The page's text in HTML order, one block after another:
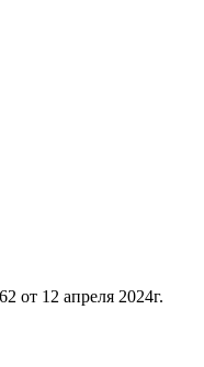
от 12 апреля 2024г.